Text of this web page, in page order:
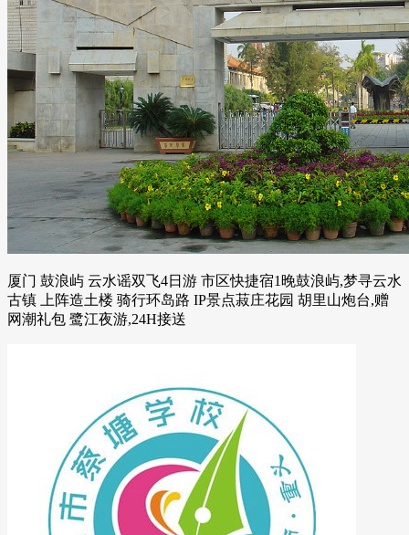
厦门 鼓浪屿 云水谣双飞4日游 市区快捷宿1晚鼓浪屿,梦寻云水
古镇 上阵造土楼 骑行环岛路 IP景点菽庄花园 胡里山炮台,赠
网潮礼包 鹭江夜游,24H接送